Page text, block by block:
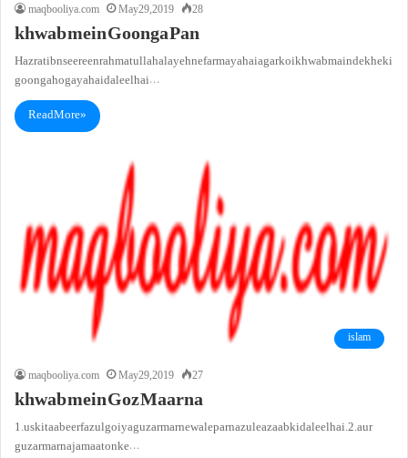
maqbooliya.com
May 29, 2019 28
khwab mein Goonga Pan
Hazrat ibn seereen rahmatullah alayeh ne farmaya hai agar koi khwab main dekhe ki
goonga ho gaya hai daleel hai…
Read More »
islam
maqbooliya.com
May 29, 2019 27
khwab mein Goz Maarna
1. uski taabeer fazul goi ya guzar marne wale par nazule azaab ki daleel hai.2. aur
guzar marna jamaaton ke…